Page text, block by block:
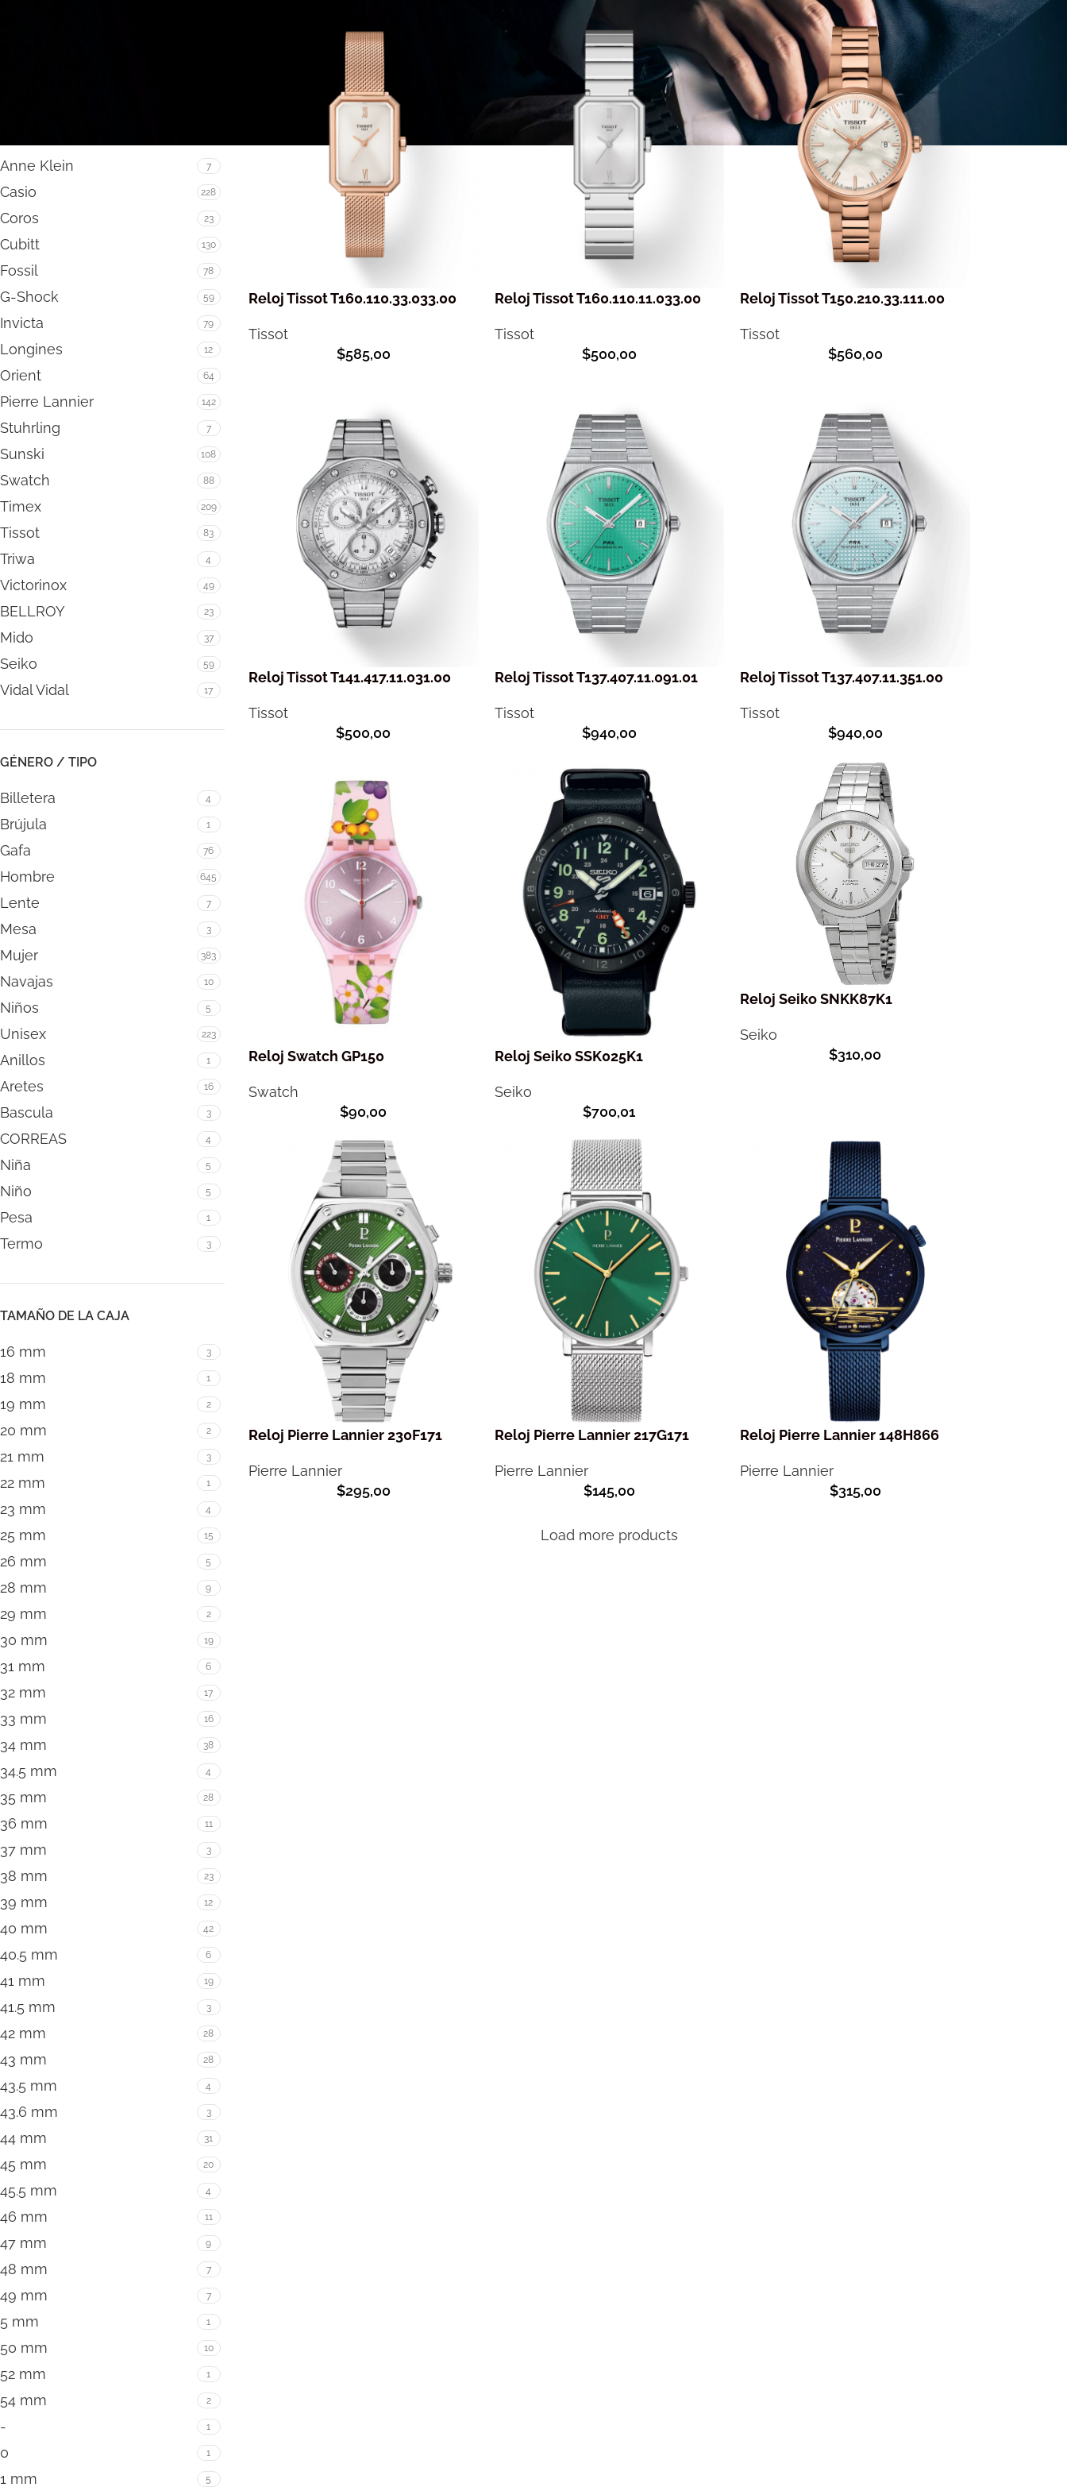
Anne Klein 7
Casio 228
Coros 23
Cubitt 130
Fossil 78
G-Shock 59
Invicta 79
Longines 12
Orient 64
Pierre Lannier 142
Stuhrling 7
Sunski 108
Swatch 88
Timex 209
Tissot 83
Triwa 4
Victorinox 49
BELLROY 23
Mido 37
Seiko 59
Vidal Vidal 17
GÉNERO / TIPO
Billetera 4
Brújula 1
Gafa 76
Hombre 645
Lente 7
Mesa 3
Mujer 383
Navajas 10
Niños 5
Unisex 223
Anillos 1
Aretes 16
Bascula 3
CORREAS 4
Niña 5
Niño 5
Pesa 1
Termo 3
TAMAÑO DE LA CAJA
16 mm 3
18 mm 1
19 mm 2
20 mm 2
21 mm 3
22 mm 1
23 mm 4
25 mm 15
26 mm 5
28 mm 9
29 mm 2
30 mm 19
31 mm 6
32 mm 17
33 mm 16
34 mm 38
34.5 mm 4
35 mm 28
36 mm 11
37 mm 3
38 mm 23
39 mm 12
40 mm 42
40.5 mm 6
41 mm 19
41.5 mm 3
42 mm 28
43 mm 28
43.5 mm 4
43.6 mm 3
44 mm 31
45 mm 20
45.5 mm 4
46 mm 11
47 mm 9
48 mm 7
49 mm 7
5 mm 1
50 mm 10
52 mm 1
54 mm 2
- 1
0 1
1 mm 5
Reloj Tissot T160.110.33.033.00
Tissot
$585,00
Reloj Tissot T160.110.11.033.00
Tissot
$500,00
Reloj Tissot T150.210.33.111.00
Tissot
$560,00
Reloj Tissot T141.417.11.031.00
Tissot
$500,00
Reloj Tissot T137.407.11.091.01
Tissot
$940,00
Reloj Tissot T137.407.11.351.00
Tissot
$940,00
Reloj Swatch GP150
Swatch
$90,00
Reloj Seiko SSK025K1
Seiko
$700,01
Reloj Seiko SNKK87K1
Seiko
$310,00
Reloj Pierre Lannier 230F171
Pierre Lannier
$295,00
Reloj Pierre Lannier 217G171
Pierre Lannier
$145,00
Reloj Pierre Lannier 148H866
Pierre Lannier
$315,00
Load more products